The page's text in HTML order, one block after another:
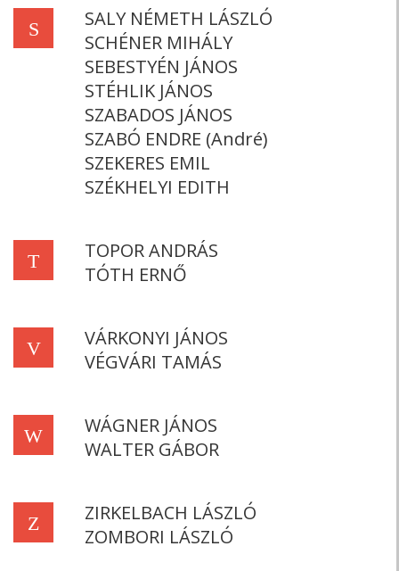
S
SALY NÉMETH LÁSZLÓ
SCHÉNER MIHÁLY
SEBESTYÉN JÁNOS
STÉHLIK JÁNOS
SZABADOS JÁNOS
SZABÓ ENDRE (André)
SZEKERES EMIL
SZÉKHELYI EDITH
T
TOPOR ANDRÁS
TÓTH ERNŐ
V
VÁRKONYI JÁNOS
VÉGVÁRI TAMÁS
W
WÁGNER JÁNOS
WALTER GÁBOR
Z
ZIRKELBACH LÁSZLÓ
ZOMBORI LÁSZLÓ